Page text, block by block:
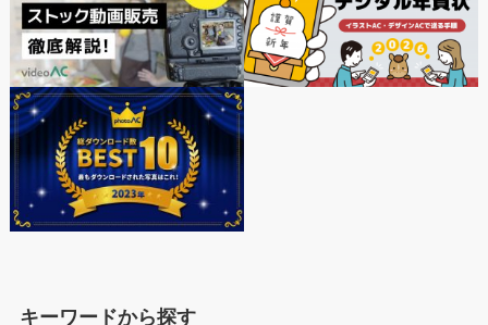
キーワードから探す